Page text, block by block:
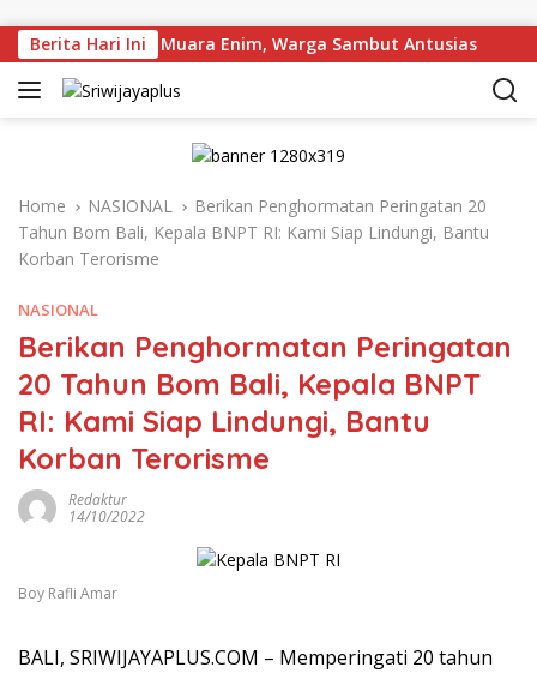
Berita Hari Ini
Longsor di Muara Enim, Warga Sambut Antusias
Home NASIONAL
Berikan Penghormatan Peringatan 20
Tahun Bom Bali, Kepala BNPT RI: Kami Siap Lindungi, Bantu
Korban Terorisme
NASIONAL
Berikan Penghormatan Peringatan
20 Tahun Bom Bali, Kepala BNPT
RI: Kami Siap Lindungi, Bantu
Korban Terorisme
Redaktur
14/10/2022
Boy Rafli Amar
BALI, SRIWIJAYAPLUS.COM – Memperingati 20 tahun